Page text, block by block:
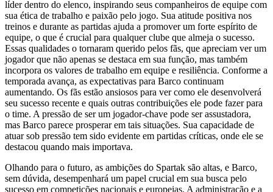
líder dentro do elenco, inspirando seus companheiros de equipe com
sua ética de trabalho e paixão pelo jogo. Sua atitude positiva nos
treinos e durante as partidas ajuda a promover um forte espírito de
equipe, o que é crucial para qualquer clube que almeja o sucesso.
Essas qualidades o tornaram querido pelos fãs, que apreciam ver um
jogador que não apenas se destaca em sua função, mas também
incorpora os valores de trabalho em equipe e resiliência. Conforme a
temporada avança, as expectativas para Barco continuam
aumentando. Os fãs estão ansiosos para ver como ele desenvolverá
seu sucesso recente e quais outras contribuições ele pode fazer para
o time. A pressão de ser um jogador-chave pode ser assustadora,
mas Barco parece prosperar em tais situações. Sua capacidade de
atuar sob pressão tem sido evidente em partidas críticas, onde ele se
destacou quando mais importava.
Olhando para o futuro, as ambições do Spartak são altas, e Barco,
sem dúvida, desempenhará um papel crucial em sua busca pelo
sucesso em competições nacionais e europeias. A administração e a